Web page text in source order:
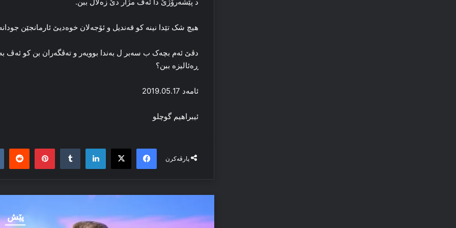
هیچ شک تێدا نینە کو قه‌ندیل و ئۆجەلان خوه‌دیێ ئارمانجێن
دڤێ ئه‌م بچه‌ک ب سه‌بر ل به‌ندا بوویه‌ر و ته‌ڤگه‌ران بن کو ئه‌ڤ
ڕه‌ئالیزه‌ ببن؟
ئامه‌د 2019.05.17
ئیبراهیم گوچلو
پارڤەکرن
Facebook
X
LinkedIn
Tumblr
پێش